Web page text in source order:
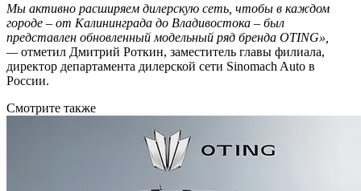
Мы активно расширяем дилерскую сеть, чтобы в каждом
городе – от Калининграда до Владивостока – был
представлен обновленный модельный ряд бренда OTING»,
—отметил Дмитрий Роткин, заместитель главы филиала,
директор департамента дилерской сети Sinomach Auto в
России.
Смотрите также